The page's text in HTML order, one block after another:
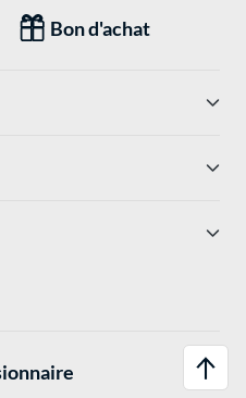
Bon d'achat